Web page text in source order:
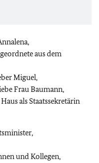
aus dem
Miguel,
Frau Baumann,
als Staatssekretärin
und Kollegen,